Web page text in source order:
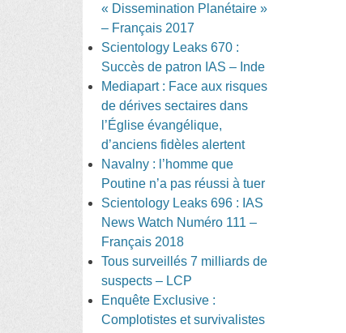
« Dissemination Planétaire »
– Français 2017
Scientology Leaks 670 :
Succès de patron IAS – Inde
Mediapart : Face aux risques
de dérives sectaires dans
l’Église évangélique,
d’anciens fidèles alertent
Navalny : l’homme que
Poutine n’a pas réussi à tuer
Scientology Leaks 696 : IAS
News Watch Numéro 111 –
Français 2018
Tous surveillés 7 milliards de
suspects – LCP
Enquête Exclusive :
Complotistes et survivalistes